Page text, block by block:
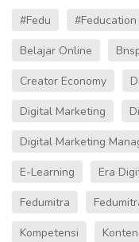
#fedu #Feducation
Belajar Online
Creator Economy
Digital Marketing
Digital Marketing
E-Learning
Era
Fedumitra
Kompetensi